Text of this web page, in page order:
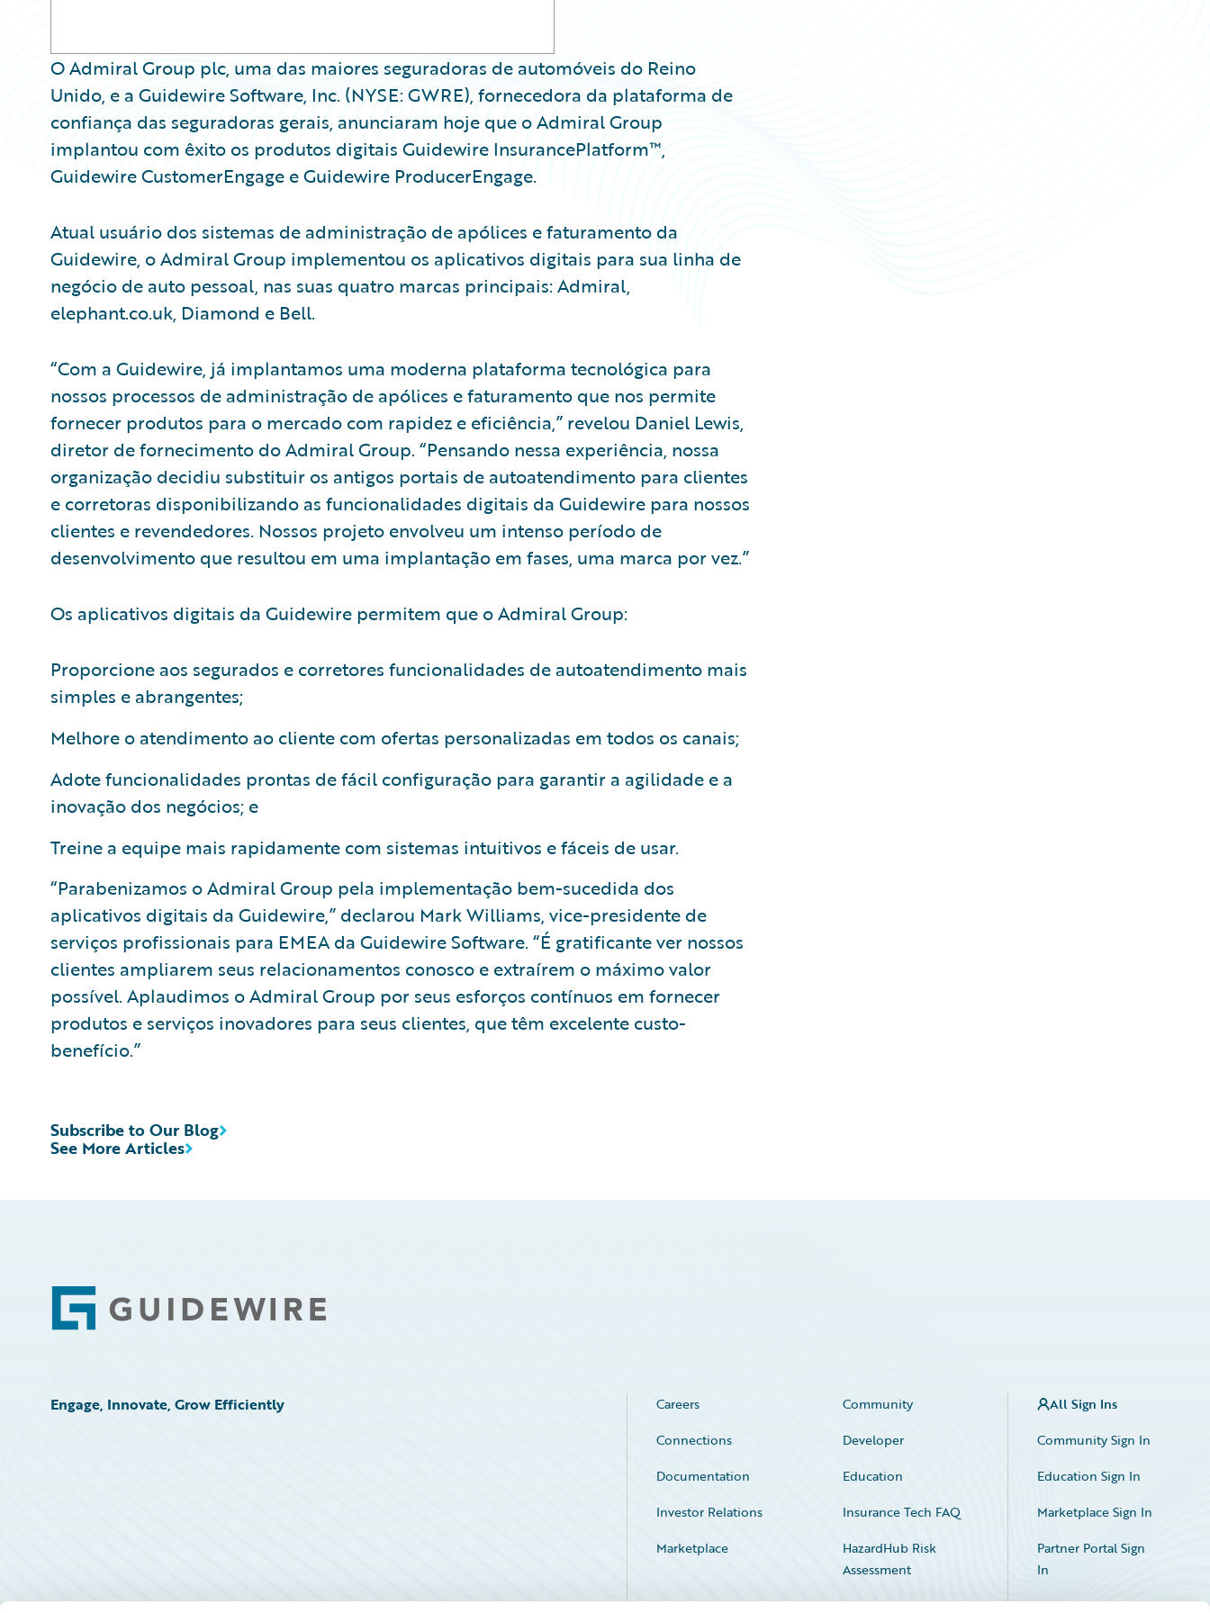
O Admiral Group plc, uma das maiores seguradoras de automóveis do Reino
Unido, e a Guidewire Software, Inc. (NYSE: GWRE), fornecedora da plataforma de
confiança das seguradoras gerais, anunciaram hoje que o Admiral Group
implantou com êxito os produtos digitais Guidewire InsurancePlatform™,
Guidewire CustomerEngage e Guidewire ProducerEngage.
Atual usuário dos sistemas de administração de apólices e faturamento da
Guidewire, o Admiral Group implementou os aplicativos digitais para sua linha de
negócio de auto pessoal, nas suas quatro marcas principais: Admiral,
elephant.co.uk, Diamond e Bell.
“Com a Guidewire, já implantamos uma moderna plataforma tecnológica para
nossos processos de administração de apólices e faturamento que nos permite
fornecer produtos para o mercado com rapidez e eficiência,” revelou Daniel Lewis,
diretor de fornecimento do Admiral Group. “Pensando nessa experiência, nossa
organização decidiu substituir os antigos portais de autoatendimento para clientes
e corretoras disponibilizando as funcionalidades digitais da Guidewire para nossos
clientes e revendedores. Nossos projeto envolveu um intenso período de
desenvolvimento que resultou em uma implantação em fases, uma marca por vez.”
Os aplicativos digitais da Guidewire permitem que o Admiral Group:
Proporcione aos segurados e corretores funcionalidades de autoatendimento mais
simples e abrangentes;
Melhore o atendimento ao cliente com ofertas personalizadas em todos os canais;
Adote funcionalidades prontas de fácil configuração para garantir a agilidade e a
inovação dos negócios; e
Treine a equipe mais rapidamente com sistemas intuitivos e fáceis de usar.
“Parabenizamos o Admiral Group pela implementação bem-sucedida dos
aplicativos digitais da Guidewire,” declarou Mark Williams, vice-presidente de
serviços profissionais para EMEA da Guidewire Software. “É gratificante ver nossos
clientes ampliarem seus relacionamentos conosco e extraírem o máximo valor
possível. Aplaudimos o Admiral Group por seus esforços contínuos em fornecer
produtos e serviços inovadores para seus clientes, que têm excelente custo-
benefício.”
See More Articles
Subscribe to Our Blog
Footer
Engage, Innovate, Grow Efficiently Careers
Community
Connections
Developer
Documentation
Education
Investor Relations
Insurance Tech FAQ
Marketplace
HazardHub Risk
Assessment
Service Status
All Sign Ins
Community Sign In
Education Sign In
Marketplace Sign In
Partner Portal Sign
In